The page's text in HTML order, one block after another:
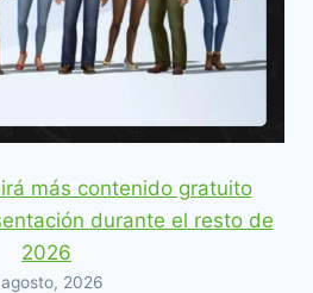
más contenido gratuito
durante el resto de
2026
agosto, 2026